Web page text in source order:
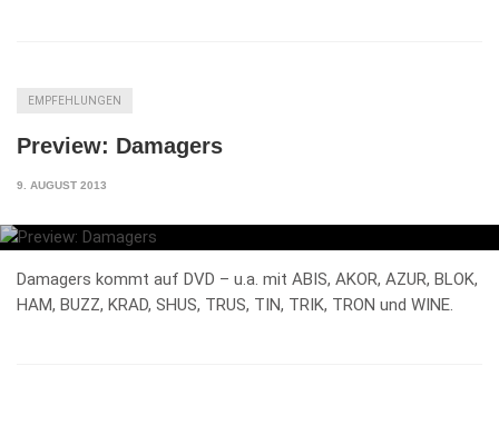
EMPFEHLUNGEN
Preview: Damagers
9. AUGUST 2013
Damagers kommt auf DVD – u.a. mit ABIS, AKOR, AZUR, BLOK,
HAM, BUZZ, KRAD, SHUS, TRUS, TIN, TRIK, TRON und WINE.